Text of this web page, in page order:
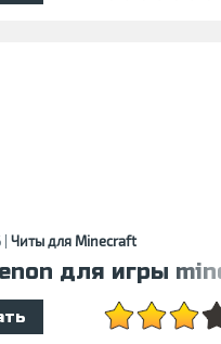
Читы для Minecraft
для игры